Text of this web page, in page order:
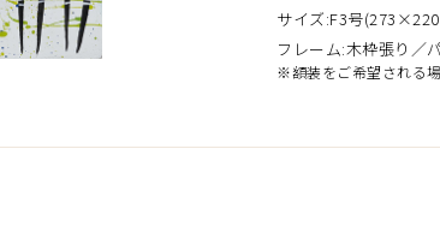
サイズ:F3号
フレーム:木枠張り／
※額装をご希望される